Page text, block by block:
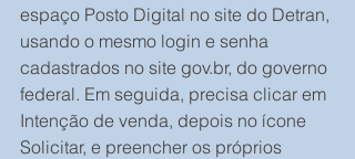
espaço Posto Digital no site do Detran,
usando o mesmo login e senha
cadastrados no site gov.br, do governo
federal. Em seguida, precisa clicar em
Intenção de venda, depois no ícone
Solicitar, e preencher os próprios